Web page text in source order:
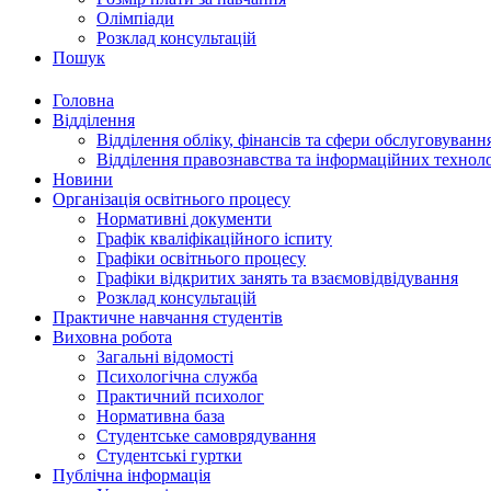
Олімпіади
Розклад консультацій
Пошук
Головна
Відділення
Відділення обліку, фінансів та сфери
Відділення правознавства та інформаційних
Новини
Організація освітнього процесу
Нормативні документи
Графік кваліфікаційного іспиту
Графіки освітнього процесу
Графіки відкритих занять та взаємовідвідування
Розклад консультацій
Практичне навчання студентів
Виховна робота
Загальні відомості
Психологічна служба
Практичний психолог
Нормативна база
Студентське самоврядування
Студентські гуртки
Публічна інформація